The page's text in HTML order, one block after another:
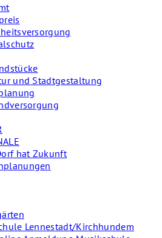
und Stadtgestaltung
hat Zukunft
Lennestadt/Kirchhundem